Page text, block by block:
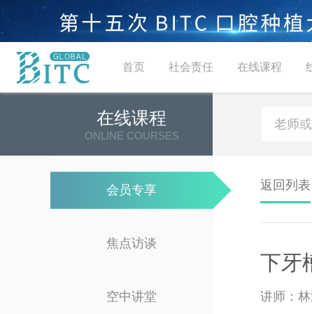
首页 社会责任 在线课程
在线课程
ONLINE COURSES
会员专享
焦点访谈
空中讲堂
返回列表
下牙
讲师：